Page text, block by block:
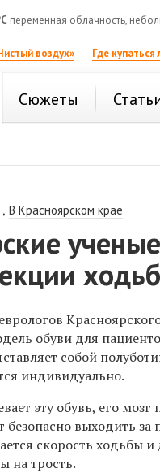
переменная облачность,
воздух» Где купаться
Сюжеты
,В Красноярском крае
обуви для
собой
индивидуально.
эту обувь, его
выходить
скорость ходьбы
на трость.